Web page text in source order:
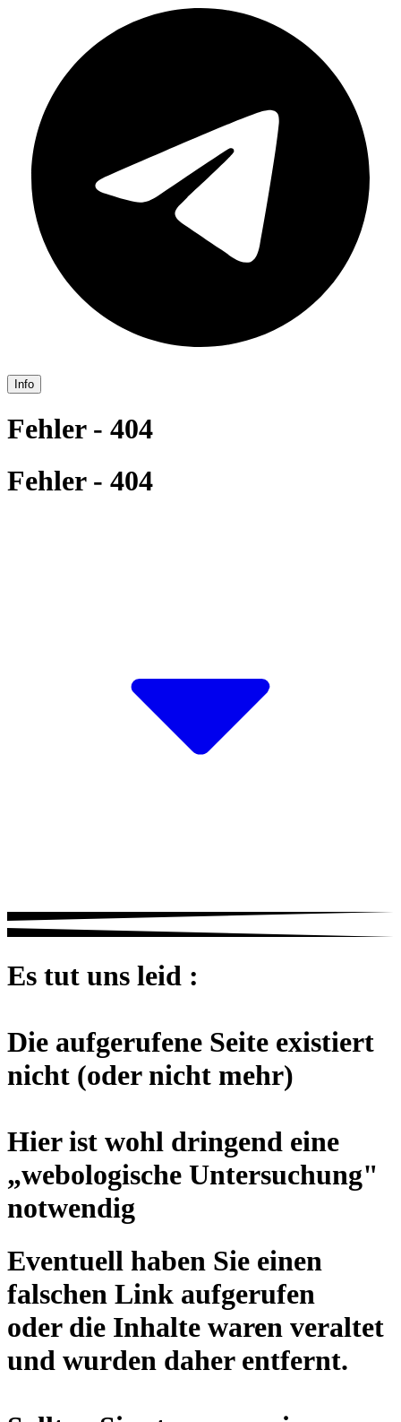
Info
Fehler - 404
Fehler - 404
Es tut uns leid :
Die aufgerufene Seite existiert
nicht (oder nicht mehr)
Hier ist wohl dringend eine
„webologische Untersuchung"
notwendig
Eventuell haben Sie einen
falschen Link aufgerufen
oder die Inhalte waren veraltet
und wurden daher entfernt.